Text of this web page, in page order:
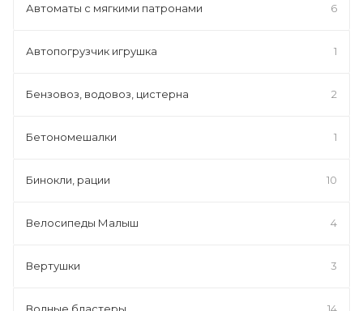
Автоматы с мягкими патронами 6
Автопогрузчик игрушка 1
Бензовоз, водовоз, цистерна 2
Бетономешалки 1
Бинокли, рации 10
Велосипеды Малыш 4
Вертушки 3
Водные бластеры 14